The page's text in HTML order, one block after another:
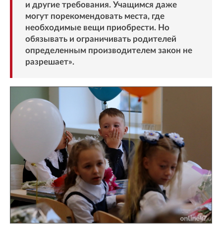
и другие требования. Учащимся даже
могут порекомендовать места, где
необходимые вещи приобрести. Но
обязывать и ограничивать родителей
определенным производителем закон не
разрешает».